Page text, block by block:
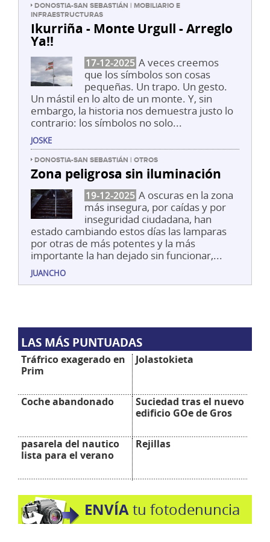
DONOSTIA-SAN SEBASTIÁN | MOBILIARIO E
INFRAESTRUCTURAS
Ikurriña - Monte Urgull - Arreglo
Ya!!
17-12-2025 A veces creemos
que los símbolos son cosas
pequeñas. Un trapo. Un gesto.
Un mástil en lo alto de un monte. Y, sin
embargo, la historia nos demuestra justo lo
contrario: los símbolos no solo...
JOSKE
DONOSTIA-SAN SEBASTIÁN | OTROS
Zona peligrosa sin iluminación
19-12-2025 A oscuras en la zona
más insegura, por caídas y por
inseguridad ciudadana, han
estado cambiando estos días las lamparas
por otras de más potentes y la más
importante la han dejado sin funcionar,...
JUANCHO
LAS MÁS PUNTUADAS
Tráfrico exagerado en
Prim
Jolastokieta
Coche abandonado
Suciedad tras el nuevo
edificio GOe de Gros
pasarela del nautico
lista para el verano
Rejillas
ENVÍAtu fotodenuncia